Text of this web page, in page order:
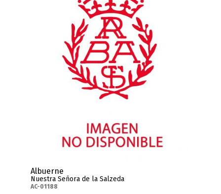
Albuerne
Nuestra Señora de la Salzeda
AC-01188